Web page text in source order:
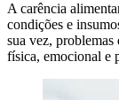
A carência
condições e
sua vez,
física, emocional e